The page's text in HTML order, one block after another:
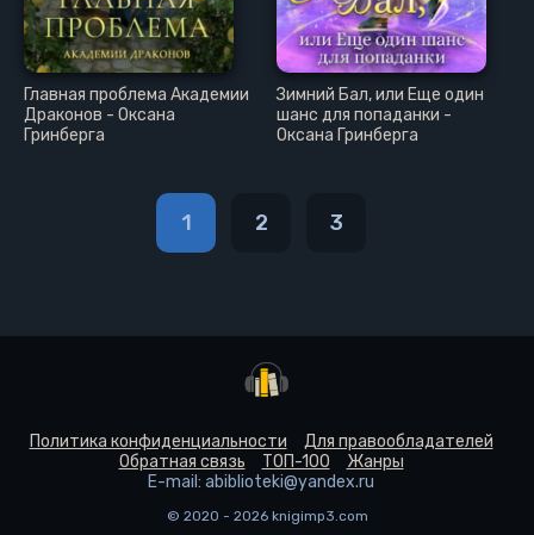
Главная проблема Академии
Драконов - Оксана
Гринберга
Зимний Бал, или Еще один
шанс для попаданки -
Оксана Гринберга
1 2 3
Политика конфиденциальности
Для правообладателей
Обратная связь
ТОП-100
Жанры
E-mail: abiblioteki@yandex.ru
© 2020 - 2026 knigimp3.com